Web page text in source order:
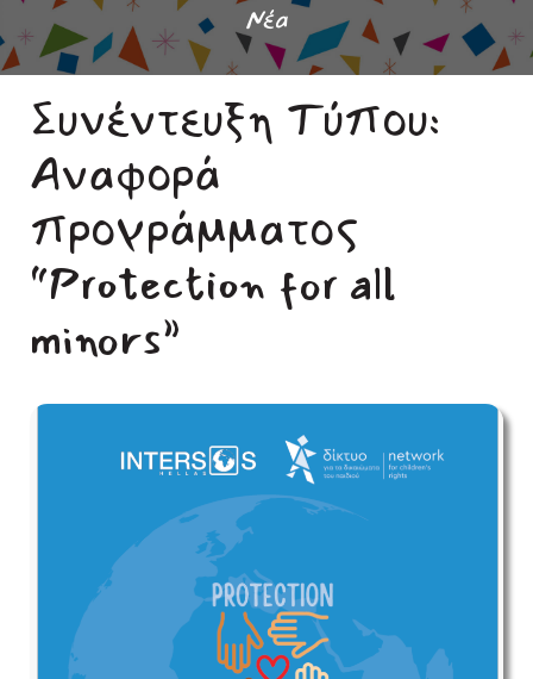
Νέα
Συνέντευξη Τύπου:
Αναφορά
προγράμματος
“Protection for all
minors”